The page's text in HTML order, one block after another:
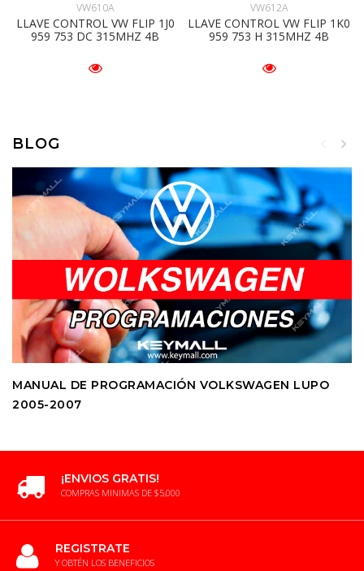
VW610A
LLAVE CONTROL VW FLIP 1J0
959 753 DC 315MHZ 4B
VW612A
LLAVE CONTROL VW FLIP 1K0
959 753 H 315MHZ 4B
BLOG
MANUAL DE PROGRAMACIÓN VOLKSWAGEN LUPO
2005-2007
¡ENVIOS GRATIS!
COMPRAS MINIMAS DE $5,000
REGISTRATE
Y OBTÉN LOS BENEFICIOS